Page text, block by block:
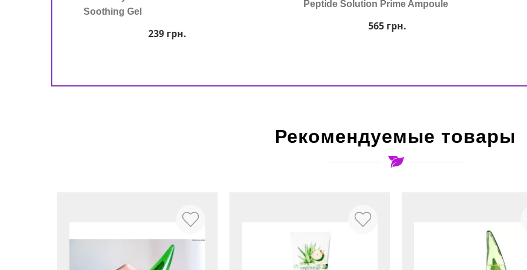
Soothing Gel
239грн.
Peptide Solution Prime Ampoule
565грн.
Рекомендуемые товары